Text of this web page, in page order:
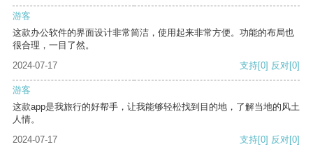
游客
这款办公软件的界面设计非常简洁，使用起来非常方便。功能的布局也
很合理，一目了然。
2024-07-17
支持[0] 反对[0]
游客
这款app是我旅行的好帮手，让我能够轻松找到目的地，了解当地的风土
人情。
2024-07-17
支持[0] 反对[0]